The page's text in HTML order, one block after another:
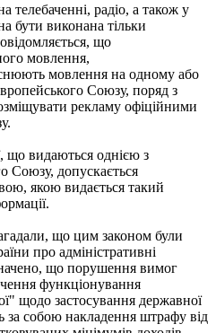
телебаченні, радіо, а також у
бути виконана тільки
що
мовлення,
мовлення на одному або
Союзу, поряд з
рекламу офіційними
що видаються однією з
Союзу, допускається
якою видається такий
що цим законом були
про адміністративні
що порушення вимог
функціонування
щодо застосування державної
за собою накладення штрафу від